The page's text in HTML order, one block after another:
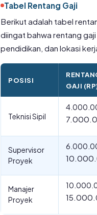
Tabel Rentang Gaji
Berikut adalah tabel
diingat bahwa rentang
pendidikan, dan lokasi
POSISI
GAJI
Teknisi Sipil
Supervisor
Proyek
Manajer
Proyek